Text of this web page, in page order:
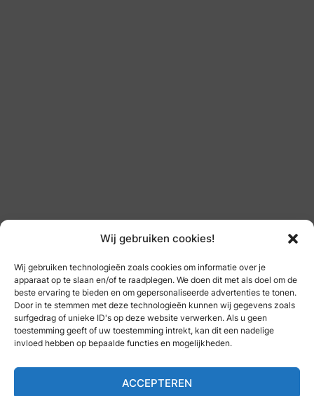
Wij gebruiken cookies!
Wij gebruiken technologieën zoals cookies om informatie over je
apparaat op te slaan en/of te raadplegen. We doen dit met als doel om de
beste ervaring te bieden en om gepersonaliseerde advertenties te tonen.
Door in te stemmen met deze technologieën kunnen wij gegevens zoals
surfgedrag of unieke ID's op deze website verwerken. Als u geen
toestemming geeft of uw toestemming intrekt, kan dit een nadelige
invloed hebben op bepaalde functies en mogelijkheden.
ACCEPTEREN
POWERED BYBLDW